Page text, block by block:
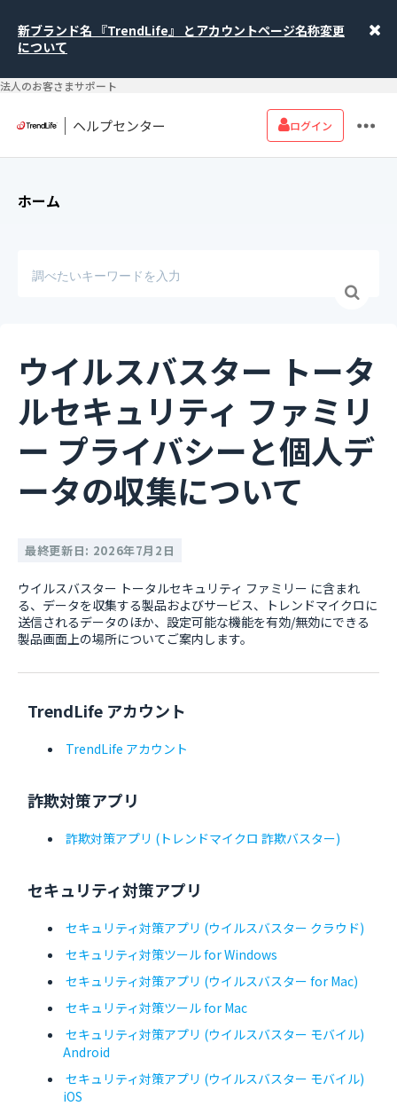
新ブランド名 『TrendLife』 とアカウントページ名称変更
について
法人のお客さまサポート
ヘルプセンター ログイン
ホーム
ウイルスバスター トータ
ルセキュリティ ファミリ
ー プライバシーと個人デ
ータの収集について
最終更新日: 2026年7月2日
ウイルスバスター トータルセキュリティ ファミリー に含まれ
る、データを収集する製品およびサービス、トレンドマイクロに
送信されるデータのほか、設定可能な機能を有効/無効にできる
製品画面上の場所についてご案内します。
TrendLife アカウント
TrendLife アカウント
詐欺対策アプリ
詐欺対策アプリ (トレンドマイクロ 詐欺バスター)
セキュリティ対策アプリ
セキュリティ対策アプリ (ウイルスバスター クラウド)
セキュリティ対策ツール for Windows
セキュリティ対策アプリ (ウイルスバスター for Mac)
セキュリティ対策ツール for Mac
セキュリティ対策アプリ (ウイルスバスター モバイル)
Android
セキュリティ対策アプリ (ウイルスバスター モバイル)
iOS